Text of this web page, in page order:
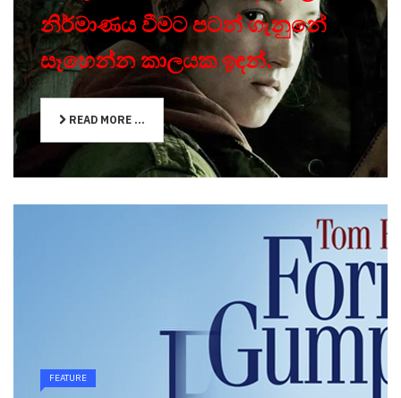
නිර්මාණය වීමට පටන් ගැනුනේ
සෑහෙන්න කාලයක ඉඳන්.
READ MORE ...
FEATURE